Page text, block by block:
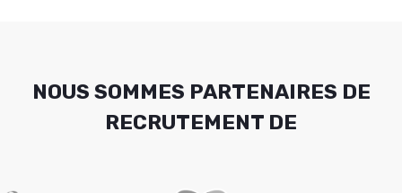
NOUS SOMMES PARTENAIRES DE
RECRUTEMENT DE